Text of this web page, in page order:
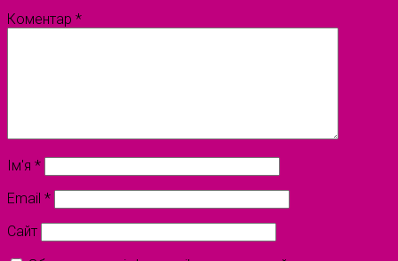
Коментар *
Ім'я *
Email *
Сайт